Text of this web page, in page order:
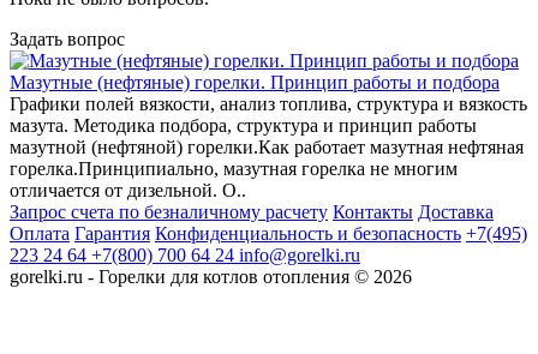
Задать вопрос
Мазутные (нефтяные) горелки. Принцип работы и подбора
Графики полей вязкости, анализ топлива, структура и вязкость
мазута. Методика подбора, структура и принцип работы
мазутной (нефтяной) горелки.Как работает мазутная нефтяная
горелка.Принципиально, мазутная горелка не многим
отличается от дизельной. О..
Запрос счета по безналичному расчету Контакты Доставка
Оплата Гарантия Конфиденциальность и безопасность +7(495)
223 24 64 +7(800) 700 64 24 info@gorelki.ru
gorelki.ru - Горелки для котлов отопления © 2026